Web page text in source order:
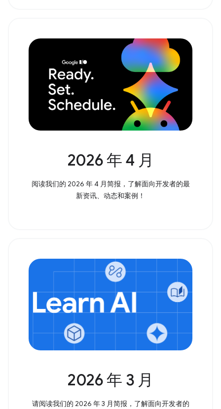
2026 年 4 月
阅读我们的 2026 年 4 月简报，了解面向开发者的最
新资讯、动态和案例！
2026 年 3 月
请阅读我们的 2026 年 3 月简报，了解面向开发者的